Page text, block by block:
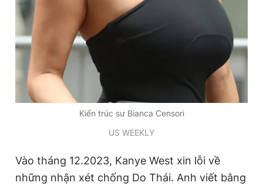
Kiến trúc sư Bianca Censori
US WEEKLY
Vào tháng 12.2023, Kanye West xin lỗi về
những nhận xét chống Do Thái. Anh viết bằng